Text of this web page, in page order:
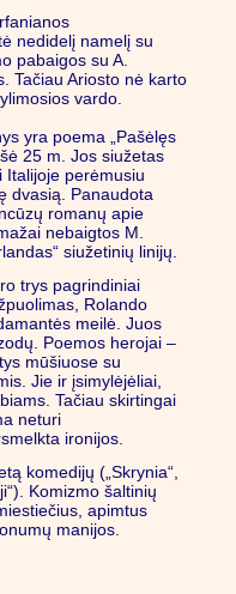
nedidelį namelį su
pabaigos su A.
Tačiau Ariosto nė karto
vardo.
yra poema „Pašėlęs
25 m. Jos siužetas
Italijoje perėmusiu
dvasią. Panaudota
romanų apie
nebaigtos M.
siužetinių linijų.
trys pagrindiniai
Rolando
meilė. Juos
Poemos herojai –
mūšiuose su
Jie ir įsimylėjėliai,
Tačiau skirtingai
neturi
ironijos.
komedijų („Skrynia“,
Komizmo šaltinių
apimtus
manijos.